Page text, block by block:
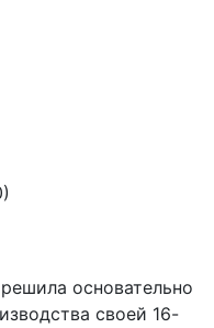
основательно
своей 16-